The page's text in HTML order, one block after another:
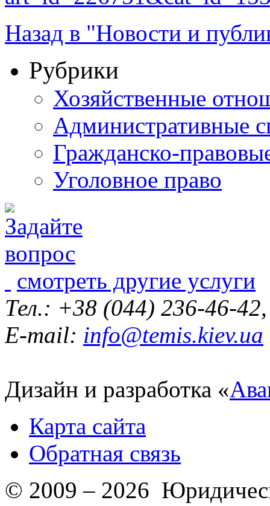
Назад в "Новости и
Рубрики
Хозяйственные
Административные
Гражданско-
Уголовное право
смотреть другие услуги
Тел.: +38 (044) 236-46-
E-mail: info@temis.kiev.ua
Дизайн и разработка «
Карта сайта
Обратная связь
© 2009 – 2026